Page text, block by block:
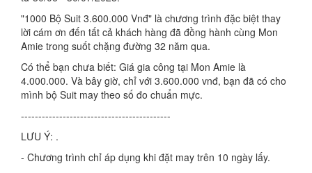
"1000 Bộ Suit 3.600.000 Vnđ" là chương trình đặc biệt thay
lời cám ơn đến tất cả khách hàng đã đồng hành cùng Mon
Amie trong suốt chặng đường 32 năm qua.
Có thể bạn chưa biết: Giá gia công tại Mon Amie là
4.000.000. Và bây giờ, chỉ với 3.600.000 vnđ, bạn đã có cho
mình bộ Suit may theo số đo chuẩn mực.
-------------------------------------------
LƯU Ý: .
- Chương trình chỉ áp dụng khi đặt may trên 10 ngày lấy.